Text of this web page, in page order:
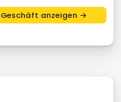
Geschäft anzeigen →